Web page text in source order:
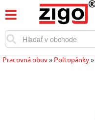
Pracovná obuv» Poltopánky»